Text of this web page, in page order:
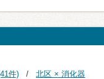
件)
北区 × 消化器